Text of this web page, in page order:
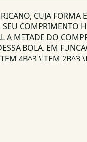
CUJA
A METADE DO
BOLA, EM
4B^3 \ITEM 2B^3